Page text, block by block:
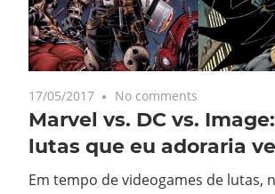
17/05/2017 No comments
Marvel vs. DC vs.
lutas que eu adoraria
Em tempo de videogames de lutas,